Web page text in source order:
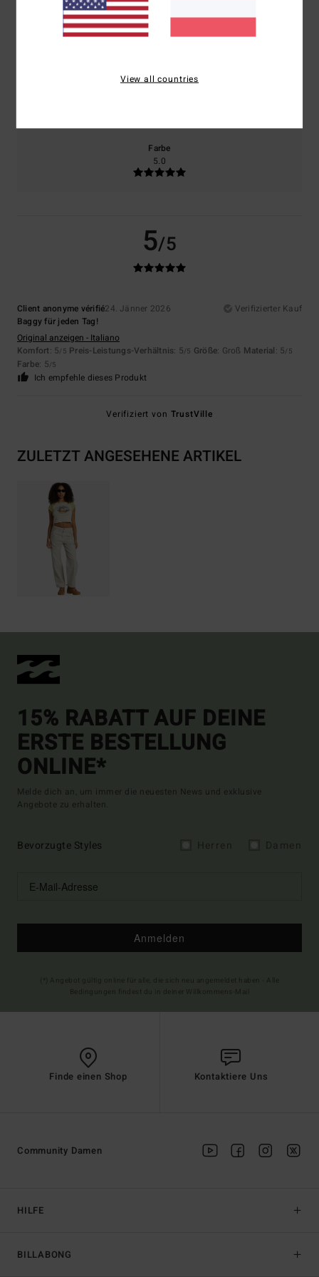
Komfort
5.0
5.0
Farbe
5.0
5/5
Client anonyme vérifié24. Jänner 2026
Verifizierter Kauf
Baggy für jeden Tag!
Original anzeigen - Italiano
Komfort: 5/5 Preis-Leistungs-Verhältnis: 5/5 Größe: Groß Material: 5/5
Farbe: 5/5
Ich empfehle dieses Produkt
Verifiziert von TrustVille
ZULETZT ANGESEHENE ARTIKEL
15% RABATT AUF DEINE
ERSTE BESTELLUNG
ONLINE*
Melde dich an, um immer die neuesten News und exklusive
Angebote zu erhalten.
Bevorzugte Styles
Anmelden
Finde einen Shop Kontaktiere Uns
HILFE
BILLABONG
Community Damen
View all countries